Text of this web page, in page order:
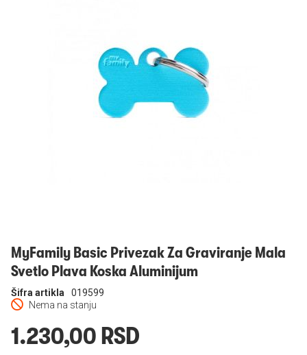
MyFamily Basic Privezak Za Graviranje Mala
Svetlo Plava Koska Aluminijum
Nema na stanju
Šifra artikla 019599
1.230,00 RSD